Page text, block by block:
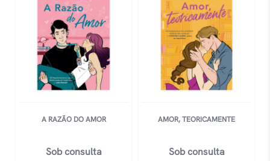
A RAZÃO DO AMOR
Sob consulta
AMOR, TEORICAMENTE
Sob consulta